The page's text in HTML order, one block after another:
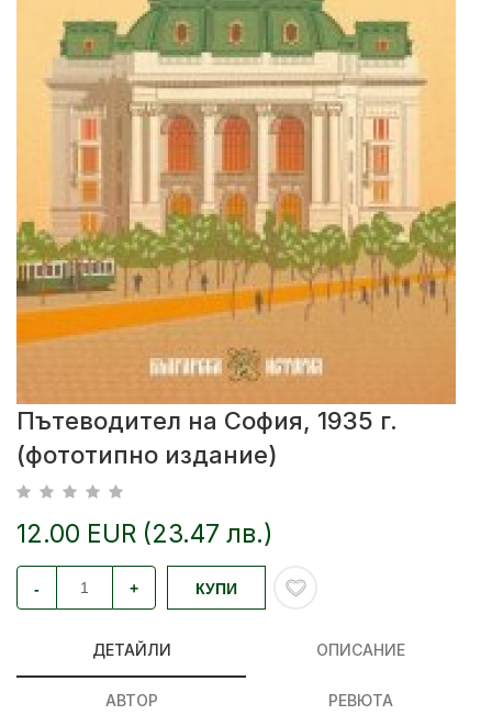
Пътеводител на София, 1935 г.
(фототипно издание)
12.00 EUR (23.47 лв.)
- + КУПИ
ДЕТАЙЛИ ОПИСАНИЕ
АВТОР РЕВЮТА